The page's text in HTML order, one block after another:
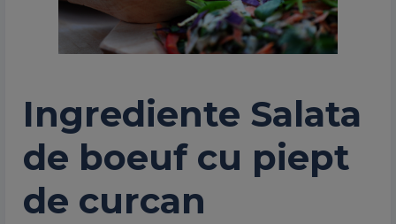
Ingrediente Salata
de boeuf cu piept
de curcan